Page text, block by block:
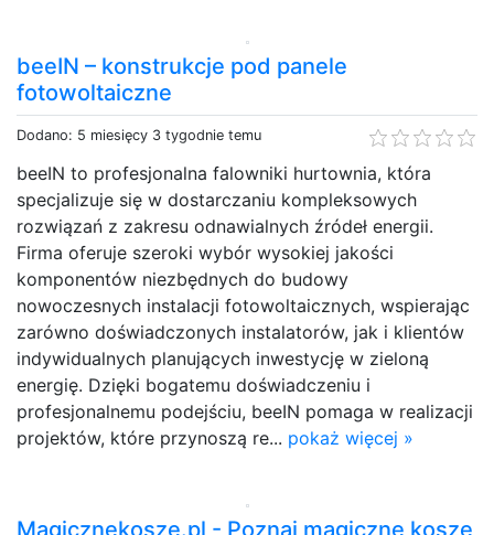
beeIN – konstrukcje pod panele
fotowoltaiczne
Dodano: 5 miesięcy 3 tygodnie temu
beeIN to profesjonalna falowniki hurtownia, która
specjalizuje się w dostarczaniu kompleksowych
rozwiązań z zakresu odnawialnych źródeł energii.
Firma oferuje szeroki wybór wysokiej jakości
komponentów niezbędnych do budowy
nowoczesnych instalacji fotowoltaicznych, wspierając
zarówno doświadczonych instalatorów, jak i klientów
indywidualnych planujących inwestycję w zieloną
energię. Dzięki bogatemu doświadczeniu i
profesjonalnemu podejściu, beeIN pomaga w realizacji
projektów, które przynoszą re... pokaż więcej »
Magicznekosze.pl - Poznaj magiczne kosze